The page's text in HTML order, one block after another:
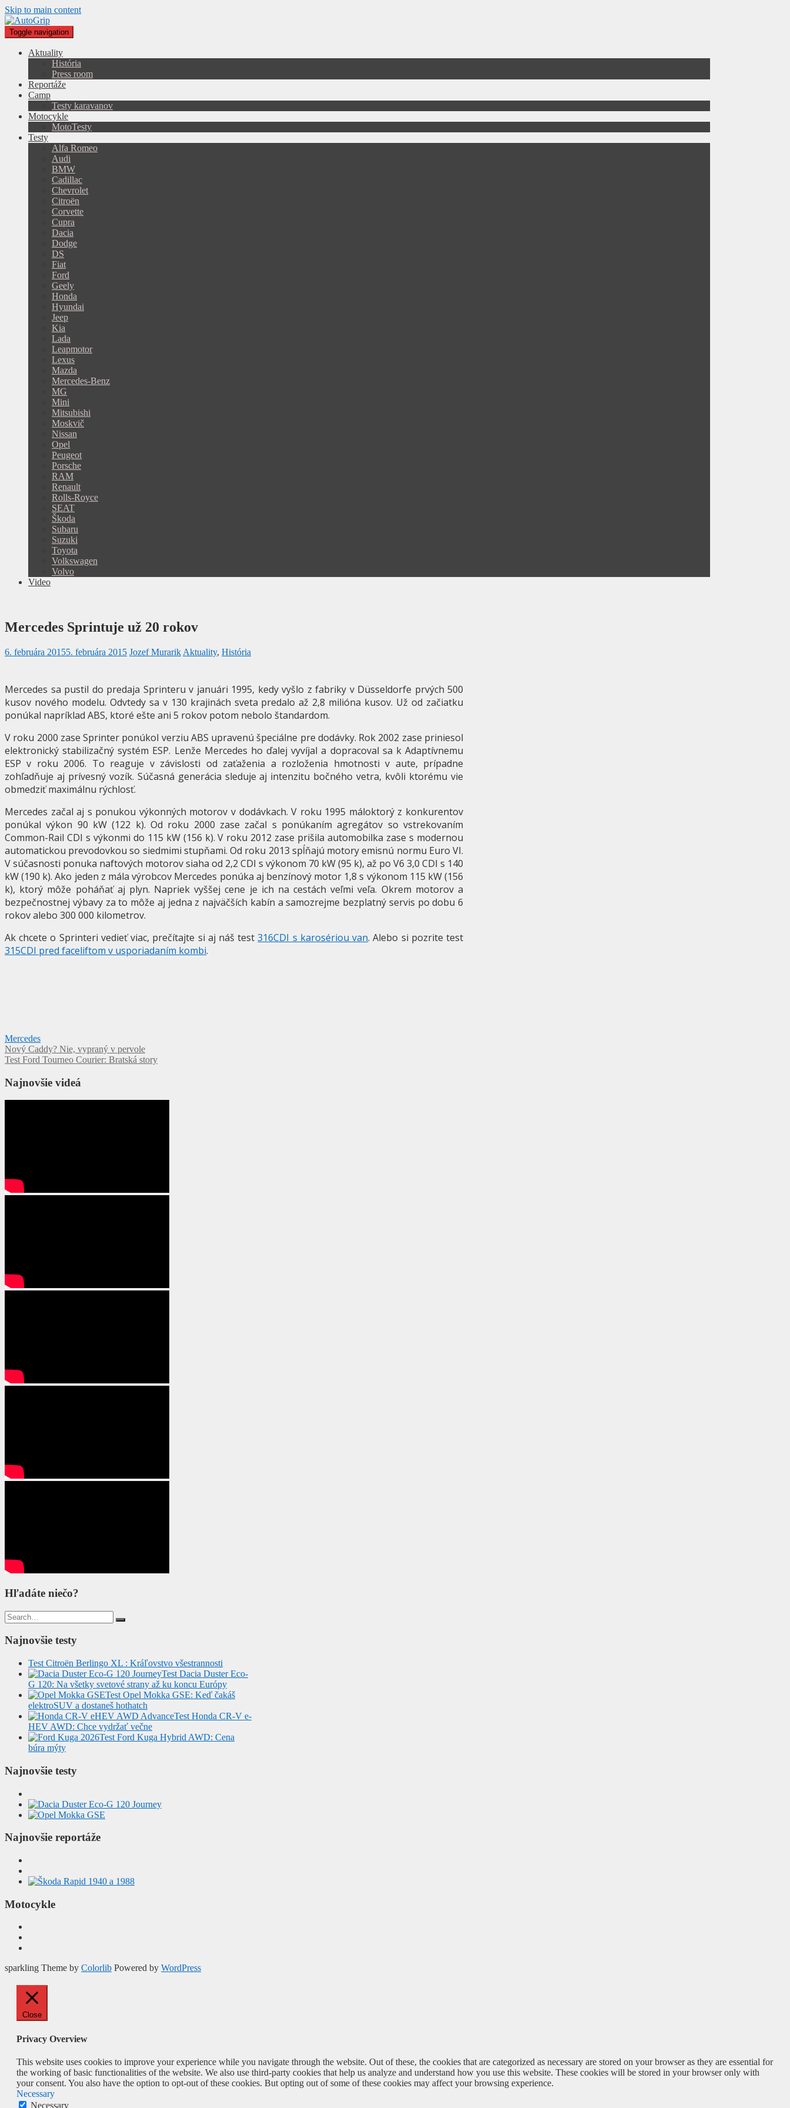
Skip to main content
Toggle navigation
Aktuality
História
Press room
Reportáže
Camp
Testy karavanov
Motocykle
MotoTesty
Testy
Alfa Romeo
Audi
BMW
Cadillac
Chevrolet
Citroën
Corvette
Cupra
Dacia
Dodge
DS
Fiat
Ford
Geely
Honda
Hyundai
Jeep
Kia
Lada
Leapmotor
Lexus
Mazda
Mercedes-Benz
MG
Mini
Mitsubishi
Moskvič
Nissan
Opel
Peugeot
Porsche
RAM
Renault
Rolls-Royce
SEAT
Škoda
Subaru
Suzuki
Toyota
Volkswagen
Volvo
Video
Mercedes Sprintuje už 20 rokov
6. februára 20155. februára 2015 Jozef Murarik Aktuality, História
Mercedes sa pustil do predaja Sprinteru v januári 1995, kedy vyšlo z fabriky v Düsseldorfe prvých 500
kusov nového modelu. Odvtedy sa v 130 krajinách sveta predalo až 2,8 milióna kusov. Už od začiatku
ponúkal napríklad ABS, ktoré ešte ani 5 rokov potom nebolo štandardom.
V roku 2000 zase Sprinter ponúkol verziu ABS upravenú špeciálne pre dodávky. Rok 2002 zase priniesol
elektronický stabilizačný systém ESP. Lenže Mercedes ho ďalej vyvíjal a dopracoval sa k Adaptívnemu
ESP v roku 2006. To reaguje v závislosti od zaťaženia a rozloženia hmotnosti v aute, prípadne
zohľadňuje aj prívesný vozík. Súčasná generácia sleduje aj intenzitu bočného vetra, kvôli ktorému vie
obmedziť maximálnu rýchlosť.
Mercedes začal aj s ponukou výkonných motorov v dodávkach. V roku 1995 máloktorý z konkurentov
ponúkal výkon 90 kW (122 k). Od roku 2000 zase začal s ponúkaním agregátov so vstrekovaním
Common-Rail CDI s výkonmi do 115 kW (156 k). V roku 2012 zase prišila automobilka zase s modernou
automatickou prevodovkou so siedmimi stupňami. Od roku 2013 spĺňajú motory emisnú normu Euro VI.
V súčasnosti ponuka naftových motorov siaha od 2,2 CDI s výkonom 70 kW (95 k), až po V6 3,0 CDI s 140
kW (190 k). Ako jeden z mála výrobcov Mercedes ponúka aj benzínový motor 1,8 s výkonom 115 kW (156
k), ktorý môže poháňať aj plyn. Napriek vyššej cene je ich na cestách veľmi veľa. Okrem motorov a
bezpečnostnej výbavy za to môže aj jedna z najväčších kabín a samozrejme bezplatný servis po dobu 6
rokov alebo 300 000 kilometrov.
Ak chcete o Sprinteri vedieť viac, prečítajte si aj náš test316CDI s karosériou van. Alebo si pozrite test
315CDI pred faceliftom v usporiadaním kombi.
Mercedes
Navigácia
v
článku
Nový Caddy? Nie, vypraný v pervole
Test Ford Tourneo Courier: Bratská story
Najnovšie videá
Hľadáte niečo?
Search
for:
Najnovšie testy
Test Citroën Berlingo XL : Kráľovstvo všestrannosti
Test Dacia Duster Eco-
G 120: Na všetky svetové strany až ku koncu Európy
Test Opel Mokka GSE: Keď čakáš
elektroSUV a dostaneš hothatch
Test Honda CR-V e-
HEV AWD: Chce vydržať večne
Test Ford Kuga Hybrid AWD: Cena
búra mýty
Najnovšie testy
Najnovšie reportáže
Motocykle
sparkling Theme by Colorlib Powered by WordPress
Close
Privacy Overview
This website uses cookies to improve your experience while you navigate through the website. Out of these, the cookies that are categorized as necessary are stored on your browser as they are essential for
the working of basic functionalities of the website. We also use third-party cookies that help us analyze and understand how you use this website. These cookies will be stored in your browser only with
your consent. You also have the option to opt-out of these cookies. But opting out of some of these cookies may affect your browsing experience.
Necessary
Necessary